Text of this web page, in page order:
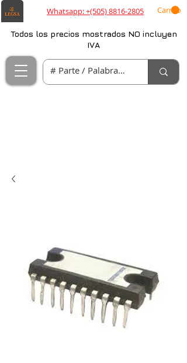
Whatsapp: +(505) 8816-2805 Carrito
Todos los precios mostrados NO incluyen
IVA